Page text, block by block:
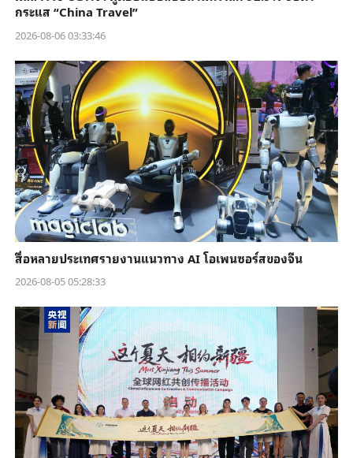
กระแส “China Travel”
2026-08-06 03:33:46
สื่อหลายประเทศรายงานแนวทาง AI โอเพนซอร์สของจีน
2026-08-05 05:28:33